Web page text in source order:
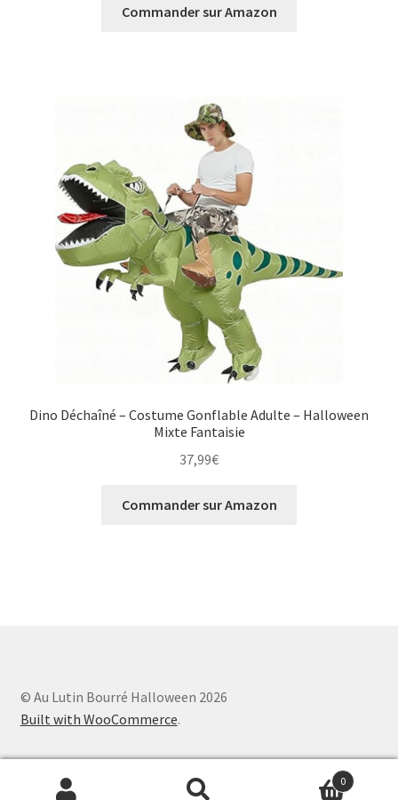
initial
actuel
Commander sur Amazon
Dino Déchaîné – Costume Gonflable Adulte – Halloween
Mixte Fantaisie
37,99€
Commander sur Amazon
© Au Lutin Bourré Halloween 2026
Built with WooCommerce.
0